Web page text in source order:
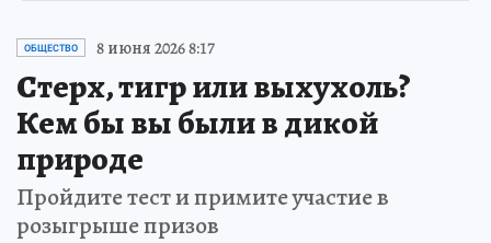
ОБЩЕСТВО 8 июня 2026 8:17
Стерх, тигр или выхухоль?
Кем бы вы были в дикой
природе
Пройдите тест и примите участие в
розыгрыше призов